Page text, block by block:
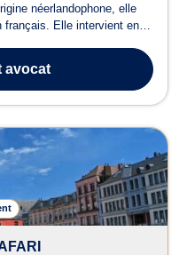
néerlandophone, elle
français. Elle intervient en
de la consommation.
avocat